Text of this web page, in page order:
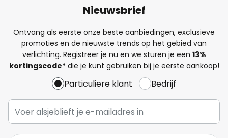
Nieuwsbrief
Ontvang als eerste onze beste aanbiedingen, exclusieve
promoties en de nieuwste trends op het gebied van
verlichting. Registreer je nu en we sturen je een 13%
kortingscode*die je kunt gebruiken bij je eerste aankoop!
Particuliere klant Bedrijf